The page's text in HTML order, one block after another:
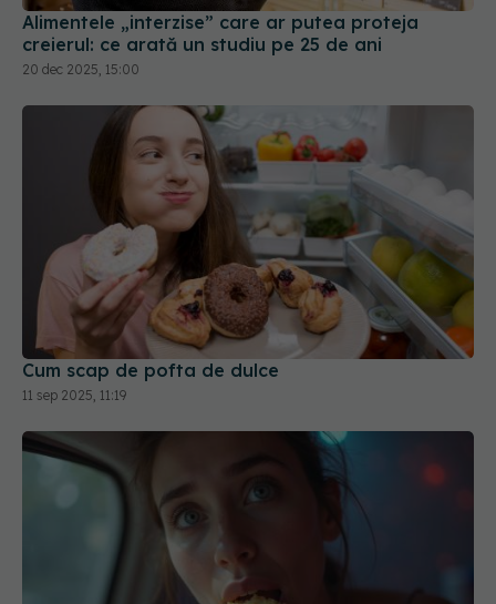
20 dec 2025, 15:00
Cum scap de pofta de dulce
11 sep 2025, 11:19